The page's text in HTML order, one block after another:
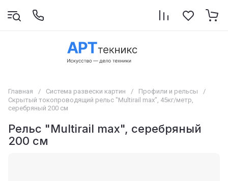
Главная / Система развески картин / Профили и рельсы
/
Скрытый токопроводящий рельс "Multirail max", 45кг/метр,
серебряный 200 см
Рельс "Multirail max", серебряный
200 см